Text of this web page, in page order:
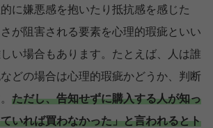
に嫌悪感を抱いたり抵抗感を感じた
が阻害される要素を心理的瑕疵といい
い場合もあります。たとえば、人は誰
どの場合は心理的瑕疵かどうか、判断
ただし、告知せずに購入する人が知っ
いれば買わなかった」と言われるとト